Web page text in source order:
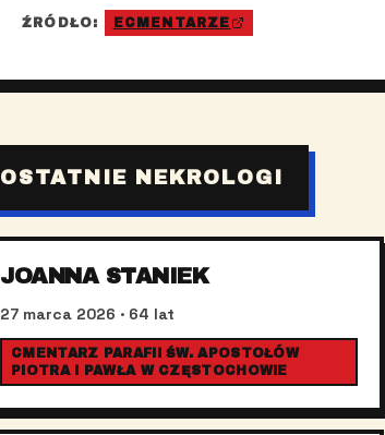
ŹRÓDŁO: ECMENTARZE
OSTATNIE NEKROLOGI
JOANNA STANIEK
27 marca 2026 · 64 lat
CMENTARZ PARAFII ŚW. APOSTOŁÓW
PIOTRA I PAWŁA W CZĘSTOCHOWIE